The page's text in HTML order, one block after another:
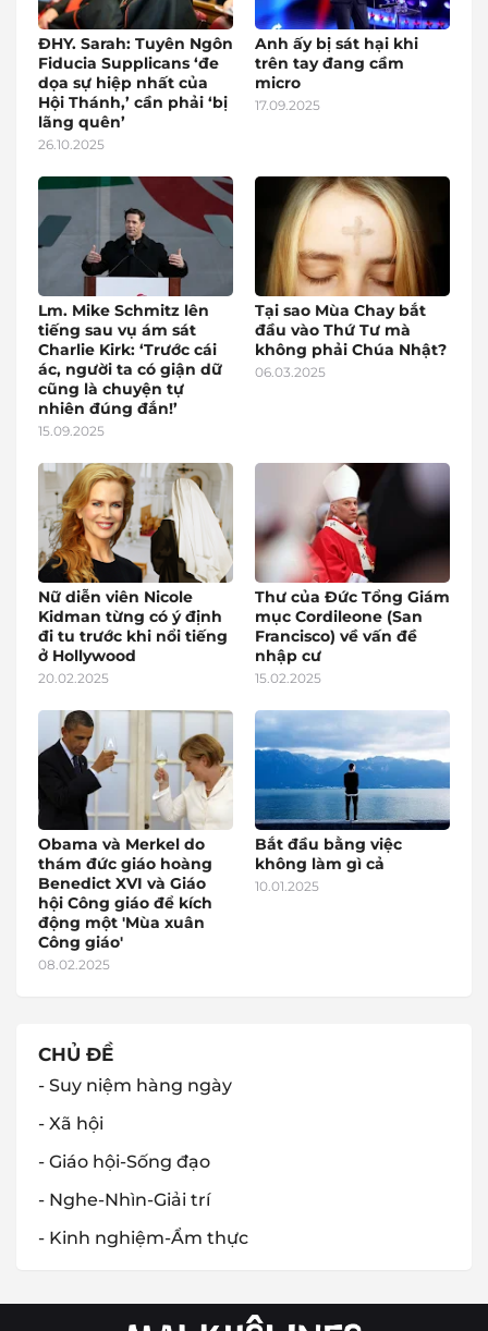
ĐHY. Sarah: Tuyên Ngôn
Fiducia Supplicans ‘đe
dọa sự hiệp nhất của
Hội Thánh,’ cần phải ‘bị
lãng quên’
26.10.2025
Anh ấy bị sát hại khi
trên tay đang cầm
micro
17.09.2025
Lm. Mike Schmitz lên
tiếng sau vụ ám sát
Charlie Kirk: ‘Trước cái
ác, người ta có giận dữ
cũng là chuyện tự
nhiên đúng đắn!’
15.09.2025
Tại sao Mùa Chay bắt
đầu vào Thứ Tư mà
không phải Chúa Nhật?
06.03.2025
Nữ diễn viên Nicole
Kidman từng có ý định
đi tu trước khi nổi tiếng
ở Hollywood
20.02.2025
Thư của Đức Tổng Giám
mục Cordileone (San
Francisco) về vấn đề
nhập cư
15.02.2025
Obama và Merkel do
thám đức giáo hoàng
Benedict XVI và Giáo
hội Công giáo để kích
động một 'Mùa xuân
Công giáo'
08.02.2025
Bắt đầu bằng việc
không làm gì cả
10.01.2025
CHỦ ĐỀ
- Suy niệm hàng ngày
- Xã hội
- Giáo hội-Sống đạo
- Nghe-Nhìn-Giải trí
- Kinh nghiệm-Ẩm thực